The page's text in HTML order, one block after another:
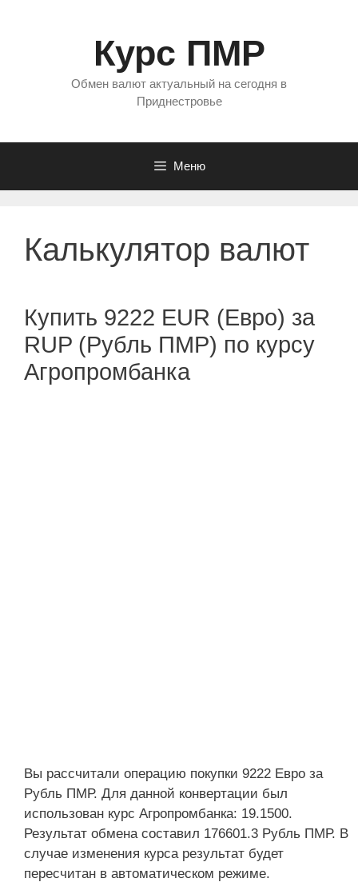
Курс ПМР
Обмен валют актуальный на сегодня в
Приднестровье
Меню
Калькулятор валют
Купить 9222 EUR (Евро) за
RUP (Рубль ПМР) по курсу
Агропромбанка
Вы рассчитали операцию покупки 9222 Евро за
Рубль ПМР. Для данной конвертации был
использован курс Агропромбанка: 19.1500.
Результат обмена составил 176601.3 Рубль ПМР. В
случае изменения курса результат будет
пересчитан в автоматическом режиме.